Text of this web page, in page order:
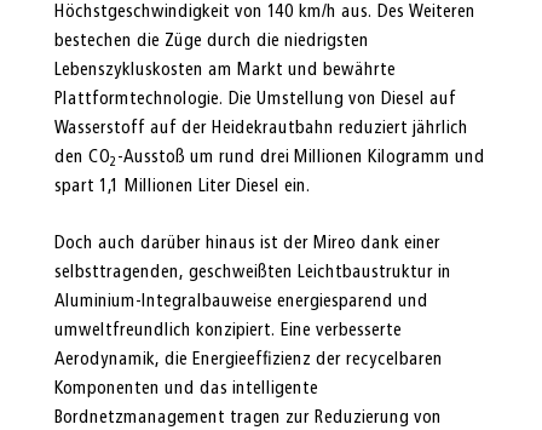
Höchstgeschwindigkeit von 140 km/h aus. Des Weiteren
bestechen die Züge durch die niedrigsten
Lebenszykluskosten am Markt und bewährte
Plattformtechnologie. Die Umstellung von Diesel auf
Wasserstoff auf der Heidekrautbahn reduziert jährlich
den CO2 -Ausstoß um rund drei Millionen Kilogramm und
spart 1,1 Millionen Liter Diesel ein.
Doch auch darüber hinaus ist der Mireo dank einer
selbsttragenden, geschweißten Leichtbaustruktur in
Aluminium-Integralbauweise energiesparend und
umweltfreundlich konzipiert. Eine verbesserte
Aerodynamik, die Energieeffizienz der recycelbaren
Komponenten und das intelligente
Bordnetzmanagement tragen zur Reduzierung von